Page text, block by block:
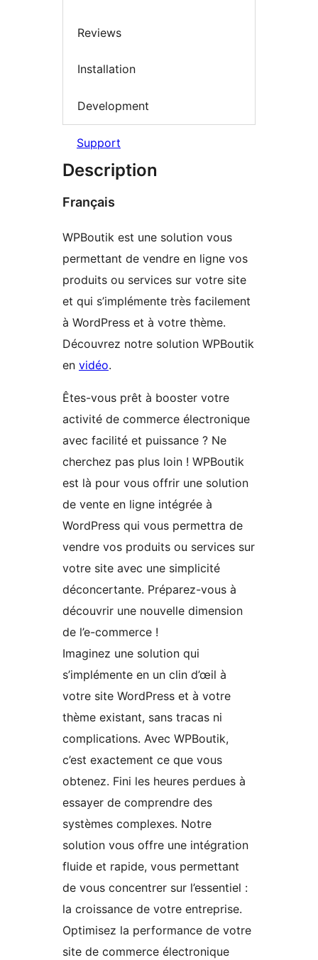
Reviews
Installation
Development
Support
Description
Français
WPBoutik est une solution vous
permettant de vendre en ligne vos
produits ou services sur votre site
et qui s’implémente très facilement
à WordPress et à votre thème.
Découvrez notre solution WPBoutik
en vidéo.
Êtes-vous prêt à booster votre
activité de commerce électronique
avec facilité et puissance ? Ne
cherchez pas plus loin ! WPBoutik
est là pour vous offrir une solution
de vente en ligne intégrée à
WordPress qui vous permettra de
vendre vos produits ou services sur
votre site avec une simplicité
déconcertante. Préparez-vous à
découvrir une nouvelle dimension
de l’e-commerce !
Imaginez une solution qui
s’implémente en un clin d’œil à
votre site WordPress et à votre
thème existant, sans tracas ni
complications. Avec WPBoutik,
c’est exactement ce que vous
obtenez. Fini les heures perdues à
essayer de comprendre des
systèmes complexes. Notre
solution vous offre une intégration
fluide et rapide, vous permettant
de vous concentrer sur l’essentiel :
la croissance de votre entreprise.
Optimisez la performance de votre
site de commerce électronique